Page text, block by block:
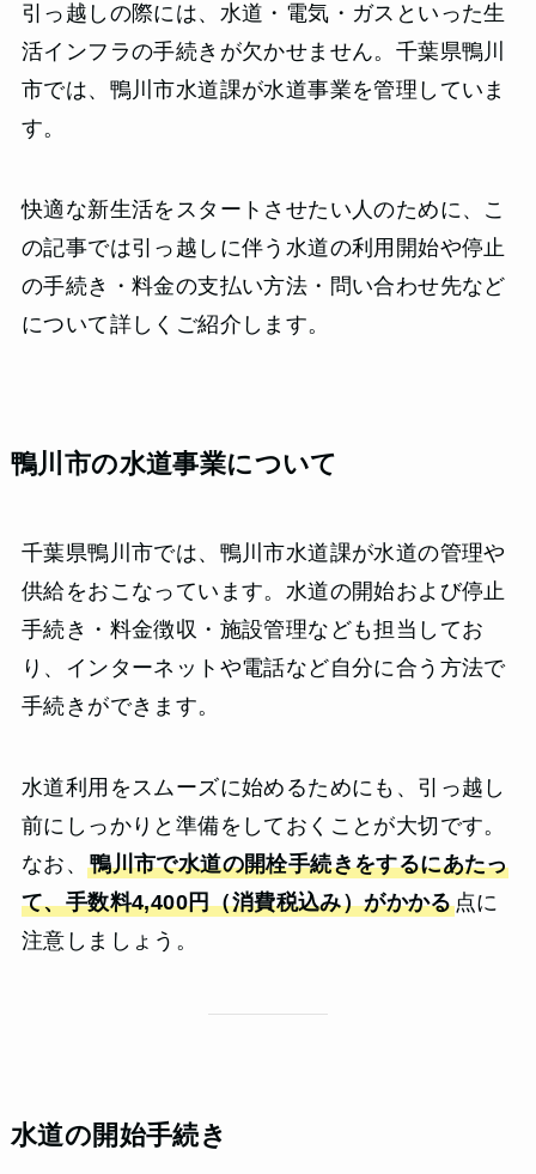
引っ越しの際には、水道・電気・ガスといった生
活インフラの手続きが欠かせません。千葉県鴨川
市では、鴨川市水道課が水道事業を管理していま
す。
快適な新生活をスタートさせたい人のために、こ
の記事では引っ越しに伴う水道の利用開始や停止
の手続き・料金の支払い方法・問い合わせ先など
について詳しくご紹介します。
鴨川市の水道事業について
千葉県鴨川市では、鴨川市水道課が水道の管理や
供給をおこなっています。水道の開始および停止
手続き・料金徴収・施設管理なども担当してお
り、インターネットや電話など自分に合う方法で
手続きができます。
水道利用をスムーズに始めるためにも、引っ越し
前にしっかりと準備をしておくことが大切です。
なお、鴨川市で水道の開栓手続きをするにあたっ
て、手数料4,400円（消費税込み）がかかる点に
注意しましょう。
水道の開始手続き